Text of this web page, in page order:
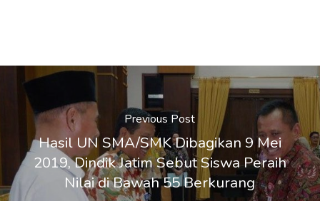
Previous Post
Hasil UN SMA/SMK Dibagikan 9 Mei
2019, Dindik Jatim Sebut Siswa Peraih
Nilai di Bawah 55 Berkurang